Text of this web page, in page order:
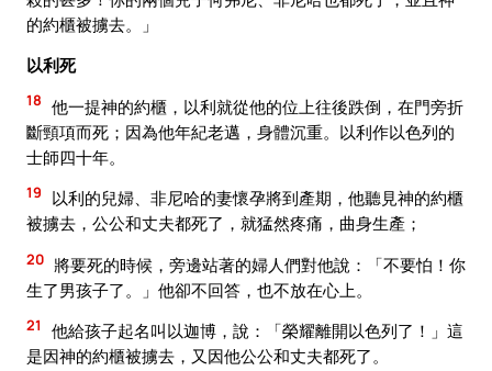
的約櫃被擄去。」
以利死
18 他一提神的約櫃，以利就從他的位上往後跌倒，在門旁折
斷頸項而死；因為他年紀老邁，身體沉重。以利作以色列的
士師四十年。
19
以利的兒婦、非尼哈的妻懷孕將到產期，他聽見神的約櫃
被擄去，公公和丈夫都死了，就猛然疼痛，曲身生產；
20 將要死的時候，旁邊站著的婦人們對他說：「不要怕！你
生了男孩子了。」他卻不回答，也不放在心上。
21
他給孩子起名叫以迦博，說：「榮耀離開以色列了！」這
是因神的約櫃被擄去，又因他公公和丈夫都死了。